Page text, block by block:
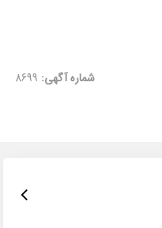
شماره آگهی: 8699